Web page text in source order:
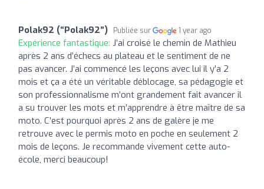
Polak92 (“Polak92”) Publiée sur 1 year ago
Expérience fantastique: J’ai croisé le chemin de Mathieu
après 2 ans d’échecs au plateau et le sentiment de ne
pas avancer. J’ai commencé les leçons avec lui il y’a 2
mois et ça a été un véritable déblocage, sa pédagogie et
son professionnalisme m’ont grandement fait avancer il
a su trouver les mots et m’apprendre à être maître de sa
moto. C’est pourquoi après 2 ans de galère je me
retrouve avec le permis moto en poche en seulement 2
mois de leçons. Je recommande vivement cette auto-
école, merci beaucoup!